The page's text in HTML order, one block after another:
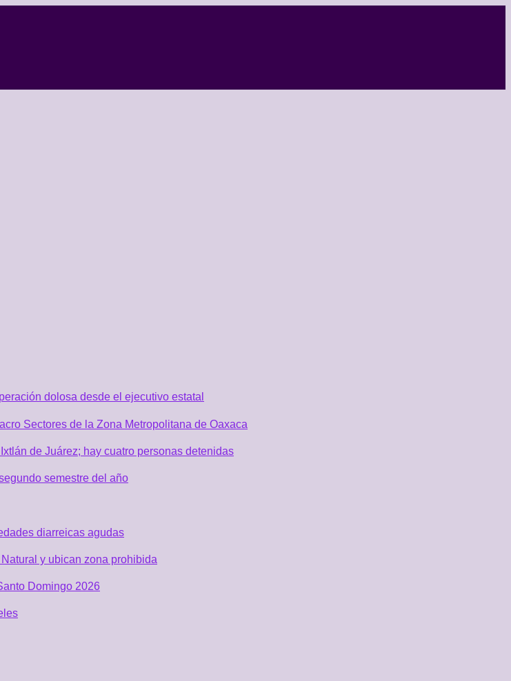
dolosa desde el ejecutivo estatal
Sectores de la Zona Metropolitana de Oaxaca
de Juárez; hay cuatro personas detenidas
semestre del año
diarreicas agudas
y ubican zona prohibida
Domingo 2026